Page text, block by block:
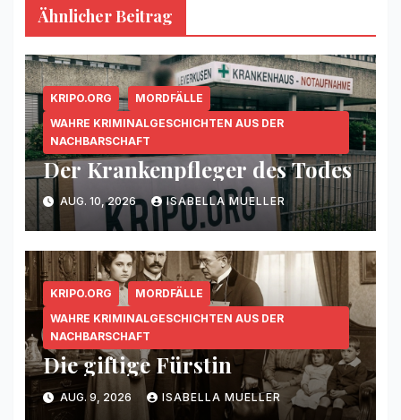
Ähnlicher Beitrag
KRIPO.ORG
MORDFÄLLE
WAHRE KRIMINALGESCHICHTEN AUS DER
NACHBARSCHAFT
Der Krankenpfleger des Todes
AUG. 10, 2026 ISABELLA MUELLER
KRIPO.ORG
MORDFÄLLE
WAHRE KRIMINALGESCHICHTEN AUS DER
NACHBARSCHAFT
Die giftige Fürstin
AUG. 9, 2026 ISABELLA MUELLER